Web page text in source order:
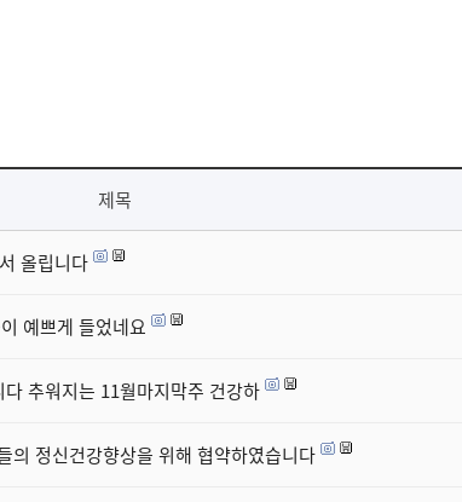
제목
올립니다
예쁘게 들었네요
추워지는 11월마지막주 건강하
의 정신건강향상을 위해 협약하였습니다